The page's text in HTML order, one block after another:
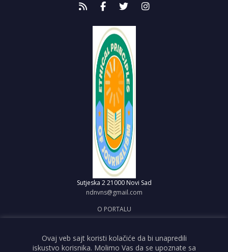
Sutjeska 2 21000 Novi Sad
ndnvns@gmail.com
O PORTALU
OBJAVI VEST
Ovaj veb sajt koristi kolačiće da bi unapredili
iskustvo korisnika. Molimo Vas da se upoznate sa